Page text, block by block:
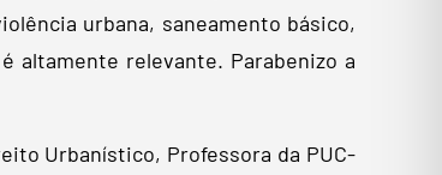
urbana, saneamento básico,
altamente relevante. Parabenizo a
Urbanístico, Professora da PUC-